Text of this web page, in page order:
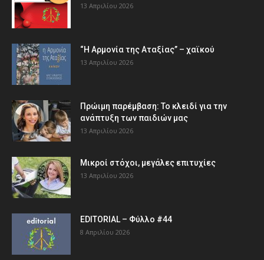
13 Απριλίου 2026
“Η Αρμονία της Αταξίας” – χαϊκού
13 Απριλίου 2026
Πρώιμη παρέμβαση: Το κλειδί για την
ανάπτυξη των παιδιών µας
13 Απριλίου 2026
Μικροί στόχοι, μεγάλες επιτυχίες
13 Απριλίου 2026
EDITORIAL – Φύλλο #44
8 Απριλίου 2026